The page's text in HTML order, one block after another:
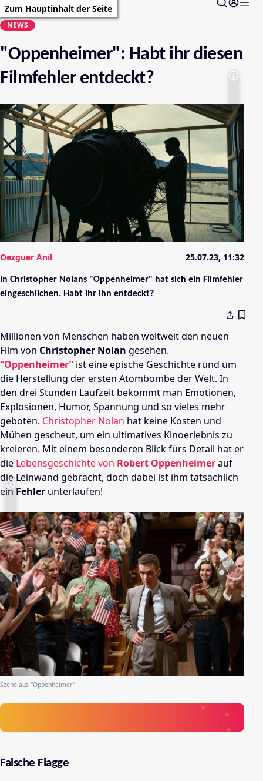
Zum Hauptinhalt der Seite
NEWS
"Oppenheimer": Habt ihr diesen
Filmfehler entdeckt?
Oezguer Anil 25.07.23, 11:32
In Christopher Nolans "Oppenheimer" hat sich ein Filmfehler
eingeschlichen. Habt ihr ihn entdeckt?
Millionen von Menschen haben weltweit den neuen
Film von Christopher Nolan gesehen.
“Oppenheimer” ist eine epische Geschichte rund um
die Herstellung der ersten Atombombe der Welt. In
den drei Stunden Laufzeit bekommt man Emotionen,
Explosionen, Humor, Spannung und so vieles mehr
geboten. Christopher Nolan hat keine Kosten und
Mühen gescheut, um ein ultimatives Kinoerlebnis zu
kreieren. Mit einem besonderen Blick fürs Detail hat er
die Lebensgeschichte von Robert Oppenheimerauf
die Leinwand gebracht, doch dabei ist ihm tatsächlich
einFehler unterlaufen!
Szene aus "Oppenheimer"
Falsche Flagge